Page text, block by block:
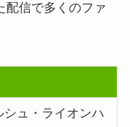
配信で多くのファ
シュ・ライオンハ